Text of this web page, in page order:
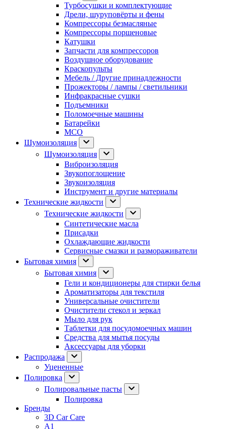
Турбосушки и комплектующие
Дрели, шуруповёрты и фены
Компрессоры безмасляные
Компрессоры поршеновые
Катушки
Запчасти для компрессоров
Воздушное оборудование
Краскопульты
Мебель / Другие принадлежности
Прожекторы / лампы / светильники
Инфракрасные сушки
Подъемники
Поломоечные машины
Батарейки
МСО
Шумоизоляция
Шумоизоляция
Виброизоляция
Звукопоглощение
Звукоизоляция
Инструмент и другие материалы
Технические жидкости
Технические жидкости
Синтетические масла
Присадки
Охлаждающие жидкости
Сервисные смазки и размораживатели
Бытовая химия
Бытовая химия
Гели и кондиционеры для стирки белья
Ароматизаторы для текстиля
Универсальные очистители
Очистители стекол и зеркал
Мыло для рук
Таблетки для посудомоечных машин
Средства для мытья посуды
Аксессуары для уборки
Распродажа
Уцененные
Полировка
Полировальные пасты
Полировка
Бренды
3D Car Care
A1